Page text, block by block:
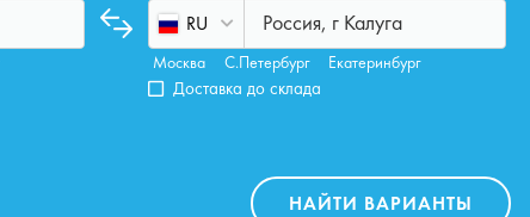
RU Россия, г Калуга
Москва С.Петербург Екатеринбург
Доставка до склада
НАЙТИ ВАРИАНТЫ